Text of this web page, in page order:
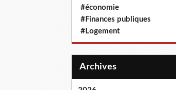
#économie
#Finances publiques
#Logement
Archives